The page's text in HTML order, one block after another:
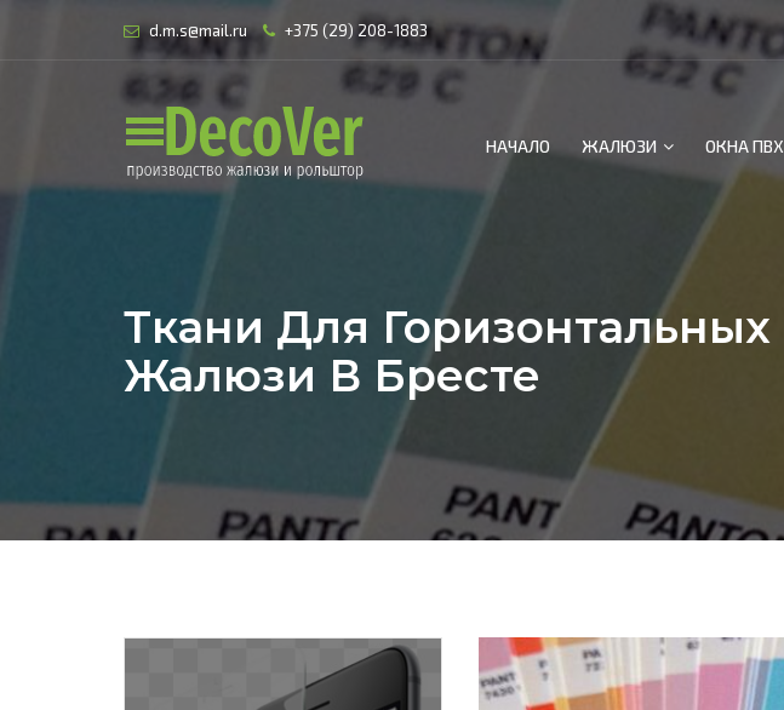
d.m.s@mail.ru +375 (29) 208-1883
НАЧАЛО ЖАЛЮЗИ ОКНА ПВХ
Ткани Для Горизонтальных
Жалюзи В Бресте